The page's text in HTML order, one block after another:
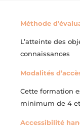
Méthode
L’atteinte des
connaissances
Modalités
Cette formation
minimum de 4
Accessibilité